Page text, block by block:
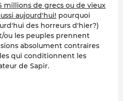
millions de grecs ou de vieux
aujourd'hui! pourquoi
des horreurs d'hier?)
ou les peuples prennent
absolument contraires
qui conditionnent les
de Sapir.